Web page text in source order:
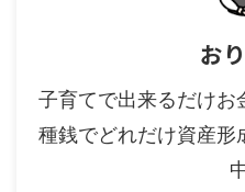
お
子育てで出来るだけお
種銭でどれだけ資産形